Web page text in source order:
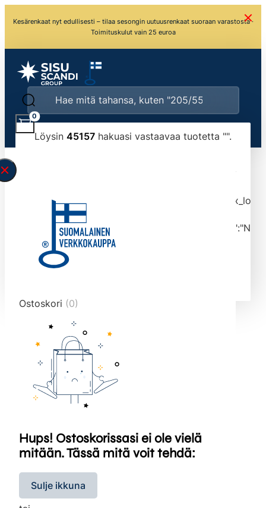
Kesärenkaat nyt edullisesti – tilaa sesongin uutuusrenkaat suoraan varastosta ·
Toimituskulut vain 25 euroa
Löysin 45157 hakuasi vastaavaa tuotetta "".
typed the search query correctly.<br>Currently
tmlmvi","meta_query":
data-original-query-vars="[]" data-page="1"
data-max-pages="4516" data-start="1" data-
end="10">
0
Ostoskori (0)
Hups! Ostoskorissasi ei ole vielä
mitään. Tässä mitä voit tehdä:
Sulje ikkuna